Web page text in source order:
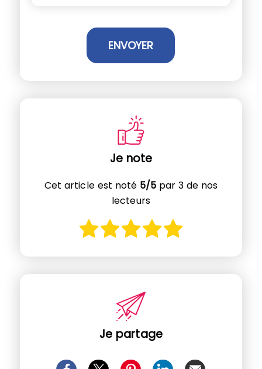
Je note
Cet article est noté 5/5 par 3 de nos
lecteurs
Je partage